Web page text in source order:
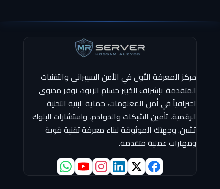
مركز المعرفة الأول في الأمن السيبراني والتقنيات
المتقدمة. بإشراف الخبير حسام الزيود، نوفر محتوى
احترافياً في أمن المعلومات، حماية البنية التحتية
الرقمية، تأمين الشبكات والخوادم، واستشارات البلوك
تشين. وجهتك الموثوقة لبناء معرفة تقنية قوية
ومهارات عملية متقدمة.